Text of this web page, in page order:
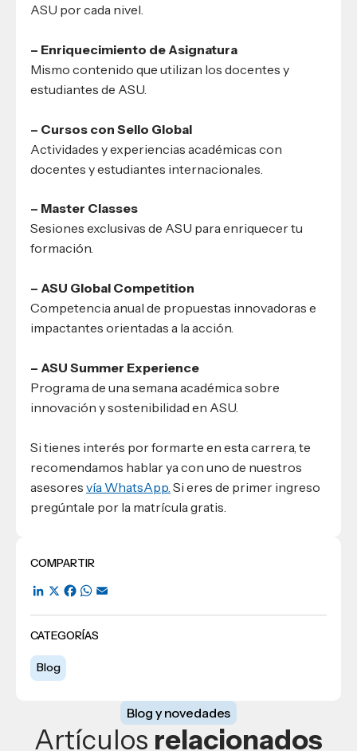
COMPARTIR
LinkedIn
X Facebook
WhatsApp
CATEGORÍAS
Blog
ASU por cada nivel.
– Enriquecimiento de Asignatura
Mismo contenido que utilizan los docentes y
estudiantes de ASU.
– Cursos con Sello Global
Actividades y experiencias académicas con
docentes y estudiantes internacionales.
– Master Classes
Sesiones exclusivas de ASU para enriquecer tu
formación.
– ASU Global Competition
Competencia anual de propuestas innovadoras e
impactantes orientadas a la acción.
– ASU Summer Experience
Programa de una semana académica sobre
innovación y sostenibilidad en ASU.
Si tienes interés por formarte en esta carrera, te
recomendamos hablar ya con uno de nuestros
asesores vía WhatsApp. Si eres de primer ingreso
pregúntale por la matrícula gratis.
Blog y novedades
Artículos relacionados